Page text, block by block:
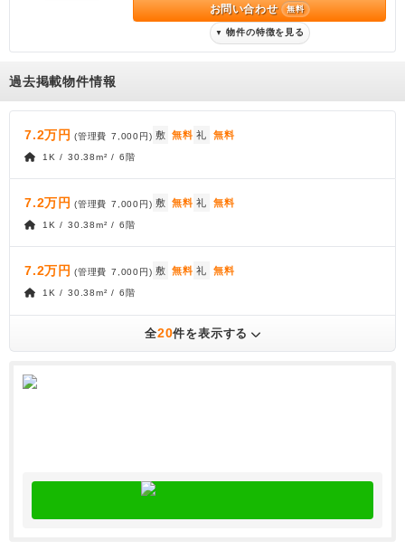
お問い合わせ 無料
▼ 物件の特徴を見る
過去掲載物件情報
7.2万円 (管理費 7,000円) 敷 無料 礼 無料
1K / 30.38m² / 6階
7.2万円 (管理費 7,000円) 敷 無料 礼 無料
1K / 30.38m² / 6階
7.2万円 (管理費 7,000円) 敷 無料 礼 無料
1K / 30.38m² / 6階
全20件を表示する